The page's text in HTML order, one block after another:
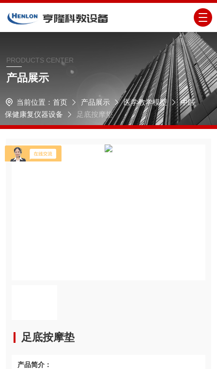
PRODUCTS CENTER
产品展示
当前位置： 首页 产品展示 医学教学模型
中医
保健康复仪器设备
足底按摩垫
足底按摩垫
产品简介：